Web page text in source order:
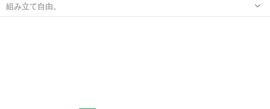
組み立て自由。